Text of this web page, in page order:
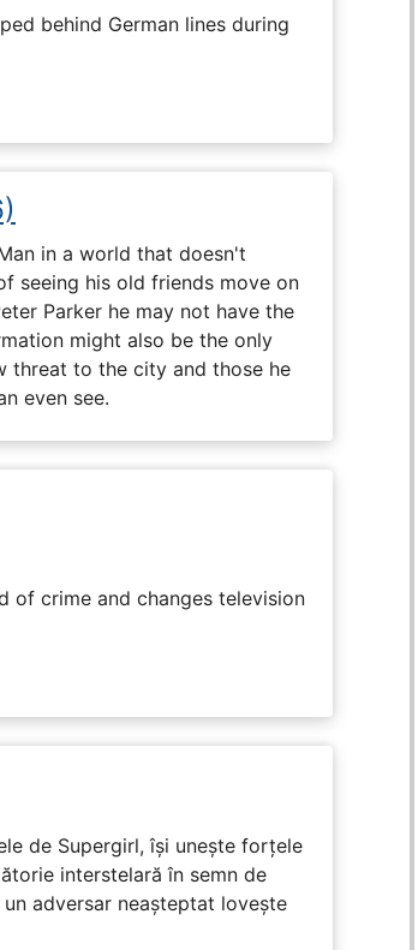
behind German lines during
in a world that doesn't
seeing his old friends move on
Parker he may not have the
might also be the only
threat to the city and those he
even see.
of crime and changes television
de Supergirl, își unește forțele
interstelară în semn de
adversar neașteptat lovește